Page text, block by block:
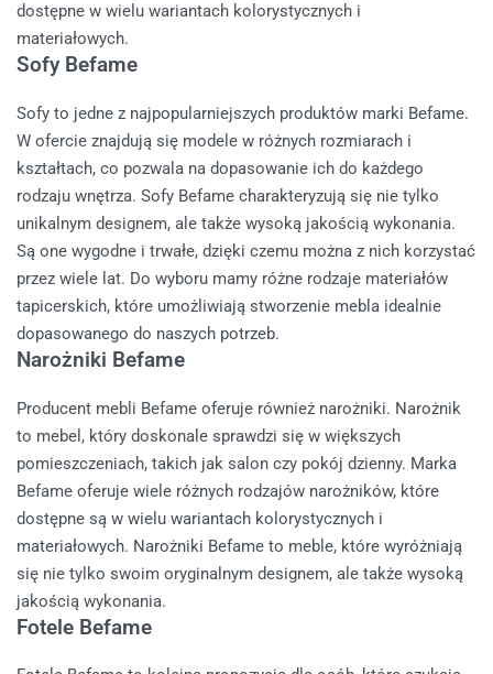
dostępne w wielu wariantach kolorystycznych i
materiałowych.
Sofy Befame
Sofy to jedne z najpopularniejszych produktów marki Befame.
W ofercie znajdują się modele w różnych rozmiarach i
kształtach, co pozwala na dopasowanie ich do każdego
rodzaju wnętrza. Sofy Befame charakteryzują się nie tylko
unikalnym designem, ale także wysoką jakością wykonania.
Są one wygodne i trwałe, dzięki czemu można z nich korzystać
przez wiele lat. Do wyboru mamy różne rodzaje materiałów
tapicerskich, które umożliwiają stworzenie mebla idealnie
dopasowanego do naszych potrzeb.
Narożniki Befame
Producent mebli Befame oferuje również narożniki. Narożnik
to mebel, który doskonale sprawdzi się w większych
pomieszczeniach, takich jak salon czy pokój dzienny. Marka
Befame oferuje wiele różnych rodzajów narożników, które
dostępne są w wielu wariantach kolorystycznych i
materiałowych. Narożniki Befame to meble, które wyróżniają
się nie tylko swoim oryginalnym designem, ale także wysoką
jakością wykonania.
Fotele Befame